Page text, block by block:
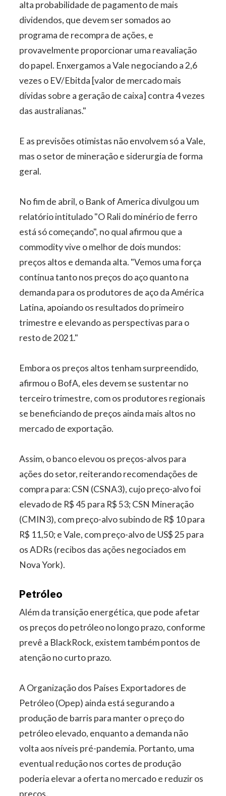
alta probabilidade de pagamento de mais
dividendos, que devem ser somados ao
programa de recompra de ações, e
provavelmente proporcionar uma reavaliação
do papel. Enxergamos a Vale negociando a 2,6
vezes o EV/Ebitda [valor de mercado mais
dívidas sobre a geração de caixa] contra 4 vezes
das australianas."
E as previsões otimistas não envolvem só a Vale,
mas o setor de mineração e siderurgia de forma
geral.
No fim de abril, o Bank of America divulgou um
relatório intitulado "O Rali do minério de ferro
está só começando", no qual afirmou que a
commodity vive o melhor de dois mundos:
preços altos e demanda alta. "Vemos uma força
contínua tanto nos preços do aço quanto na
demanda para os produtores de aço da América
Latina, apoiando os resultados do primeiro
trimestre e elevando as perspectivas para o
resto de 2021."
Embora os preços altos tenham surpreendido,
afirmou o BofA, eles devem se sustentar no
terceiro trimestre, com os produtores regionais
se beneficiando de preços ainda mais altos no
mercado de exportação.
Assim, o banco elevou os preços-alvos para
ações do setor, reiterando recomendações de
compra para: CSN (CSNA3), cujo preço-alvo foi
elevado de R$ 45 para R$ 53; CSN Mineração
(CMIN3), com preço-alvo subindo de R$ 10 para
R$ 11,50; e Vale, com preço-alvo de US$ 25 para
os ADRs (recibos das ações negociados em
Nova York).
Petróleo
Além da transição energética, que pode afetar
os preços do petróleo no longo prazo, conforme
prevê a BlackRock, existem também pontos de
atenção no curto prazo.
A Organização dos Países Exportadores de
Petróleo (Opep) ainda está segurando a
produção de barris para manter o preço do
petróleo elevado, enquanto a demanda não
volta aos níveis pré-pandemia. Portanto, uma
eventual redução nos cortes de produção
poderia elevar a oferta no mercado e reduzir os